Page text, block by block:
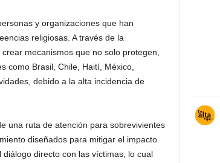
y organizaciones que han
religiosas. A través de la
mecanismos que no solo protegen,
como Brasil, Chile, Haití, México,
debido a la alta incidencia de
una ruta de atención para sobrevivientes
diseñados para mitigar el impacto
directo con las víctimas, lo cual